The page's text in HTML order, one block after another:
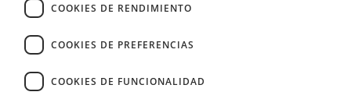
COOKIES DE RENDIMIENTO
COOKIES DE PREFERENCIAS
COOKIES DE FUNCIONALIDAD